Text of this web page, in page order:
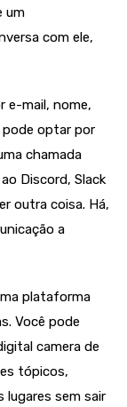
um
com ele,
e-mail, nome,
pode optar por
chamada
Discord, Slack
outra coisa. Há,
a
plataforma
Você pode
camera de
tópicos,
lugares sem sair